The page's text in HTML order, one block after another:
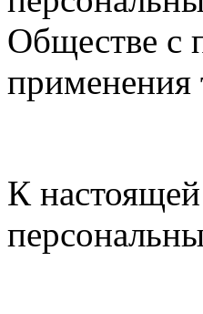
Обществе с
применения
К